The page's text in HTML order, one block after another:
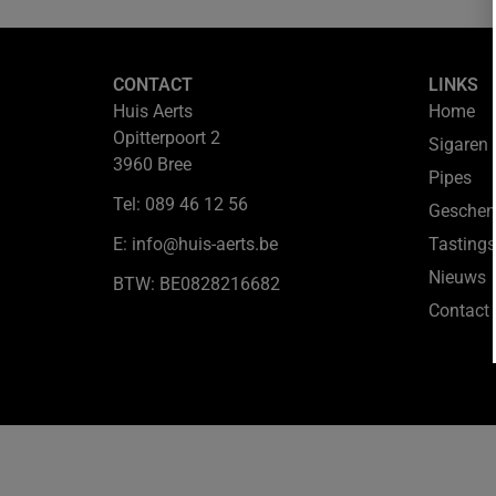
CONTACT
Huis Aerts
Opitterpoort 2
3960 Bree
Tel: 089 46 12 56
E: info@huis-aerts.be
BTW: BE0828216682
LINKS
Home
Sigaren
Pipes
Tastings
Nieuws
Contact